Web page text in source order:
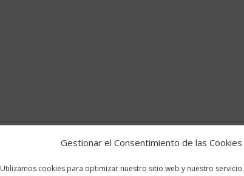
Gestionar el Consentimiento de las Cookies
Utilizamos cookies para optimizar nuestro sitio web y nuestro servicio.